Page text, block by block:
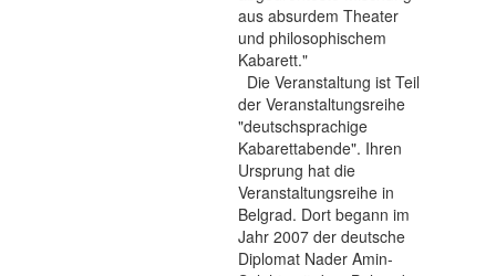
aus absurdem Theater
und philosophischem
Kabarett."
Die Veranstaltung ist Teil
der Veranstaltungsreihe
"deutschsprachige
Kabarettabende". Ihren
Ursprung hat die
Veranstaltungsreihe in
Belgrad. Dort begann im
Jahr 2007 der deutsche
Diplomat Nader Amin-